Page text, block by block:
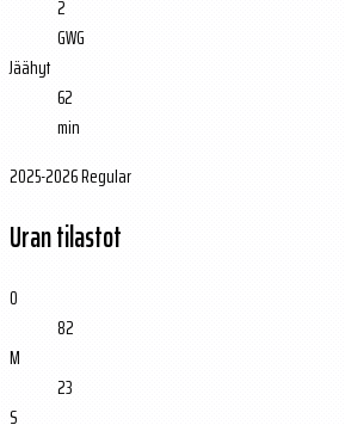
2
GWG
Jäähyt
62
min
2025-2026 Regular
Uran tilastot
O
82
M
23
S